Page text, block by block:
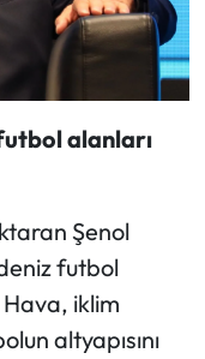
alanları
Şenol
futbol
Hava, iklim
altyapısını